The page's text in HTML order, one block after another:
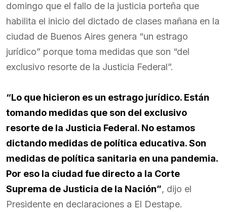
domingo que el fallo de la justicia porteña que
habilita el inicio del dictado de clases mañana en la
ciudad de Buenos Aires genera “un estrago
jurídico” porque toma medidas que son “del
exclusivo resorte de la Justicia Federal”.
“Lo que hicieron es un estrago jurídico. Están
tomando medidas que son del exclusivo
resorte de la Justicia Federal. No estamos
dictando medidas de política educativa. Son
medidas de política sanitaria en una pandemia.
Por eso la ciudad fue directo a la Corte
Suprema de Justicia de la Nación”, dijo el
Presidente en declaraciones a El Destape.